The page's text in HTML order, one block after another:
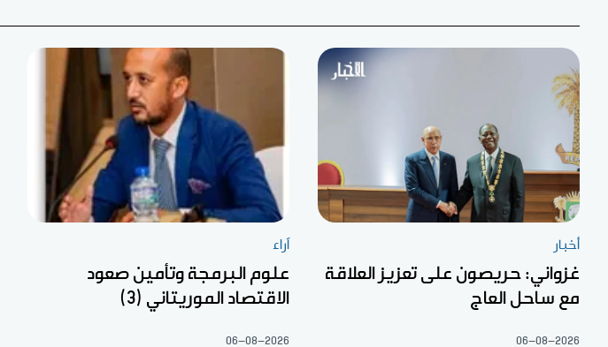
أخبار
غزواني: حريصون على تعزيز العلاقة
مع ساحل العاج
06-08-2026
آراء
علوم البرمجة وتأمين صعود
الاقتصاد الموريتاني (3)
06-08-2026